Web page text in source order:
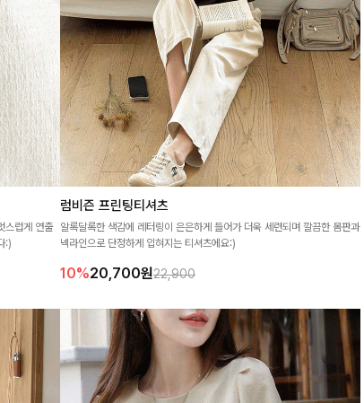
스럽게 연출
:)
럼비즌 프린팅티셔츠
알록달록한 색감에 레터링이 은은하게 들어가 더욱 세련되며 깔끔한 몸판과
넥라인으로 단정하게 입혀지는 티셔츠에요:)
10%20,700원22,900